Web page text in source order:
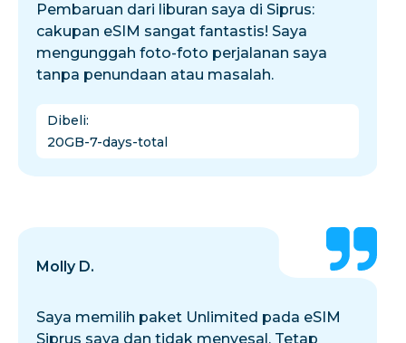
Pembaruan dari liburan saya di Siprus:
cakupan eSIM sangat fantastis! Saya
mengunggah foto-foto perjalanan saya
tanpa penundaan atau masalah.
Dibeli:
20GB-7-days-total
Molly D.
Saya memilih paket Unlimited pada eSIM
Siprus saya dan tidak menyesal. Tetap